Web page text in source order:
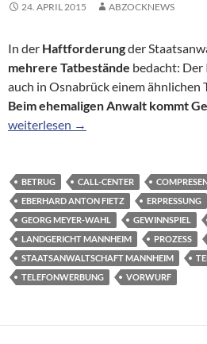
24. APRIL 2015 ABZOCKNEWS
In der Haftforderungder
mehrere Tatbestände bedacht:
auch in Osnabrück einem ähnlichen
Beim ehemaligen Anwalt kommt
Lotto 3000: Haft wegen
weiterlesen →
BETRUG CALL-CENTER
EBERHARD ANTON FIETZ
ERPRESSUNG
GEORG MEYER-WAHL
GEWINNSPIEL
LANDGERICHT MANNHEIM
PROZESS
STAATSANWALTSCHAFT MANNHEIM
TELEFONWERBUNG
VORWURF